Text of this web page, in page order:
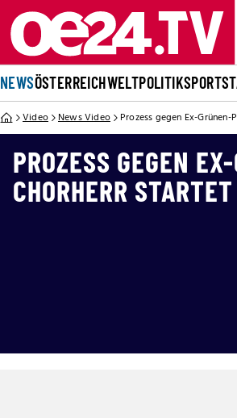
NEWSÖSTERREICHWELTPOLITIKSPORT
Video News Video Prozess gegen Ex-
PROZESS GEGEN
CHORHERR STARTET